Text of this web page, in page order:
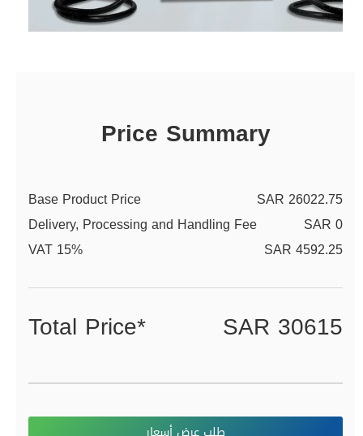
Price Summary
Base Product Price
SAR 26022.75
Delivery, Processing and Handling Fee
SAR 0
VAT 15%
SAR 4592.25
Total Price* SAR 30615